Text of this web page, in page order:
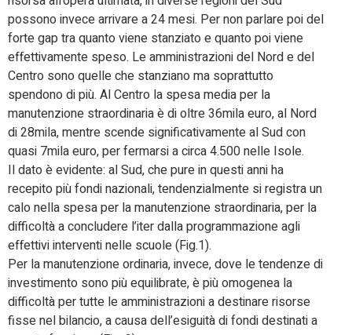
possono invece arrivare a 24 mesi. Per non parlare poi del
forte gap tra quanto viene stanziato e quanto poi viene
effettivamente speso. Le amministrazioni del Nord e del
Centro sono quelle che stanziano ma soprattutto
spendono di più. Al Centro la spesa media per la
manutenzione straordinaria è di oltre 36mila euro, al Nord
di 28mila, mentre scende significativamente al Sud con
quasi 7mila euro, per fermarsi a circa 4.500 nelle Isole.
Il dato è evidente: al Sud, che pure in questi anni ha
recepito più fondi nazionali, tendenzialmente si registra un
calo nella spesa per la manutenzione straordinaria, per la
difficoltà a concludere l’iter dalla programmazione agli
effettivi interventi nelle scuole (Fig.1).
Per la manutenzione ordinaria, invece, dove le tendenze di
investimento sono più equilibrate, è più omogenea la
difficoltà per tutte le amministrazioni a destinare risorse
fisse nel bilancio, a causa dell’esiguità di fondi destinati a